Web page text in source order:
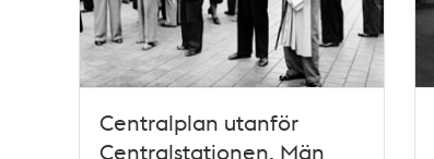
Centralplan utanför
Centralstationen. Män